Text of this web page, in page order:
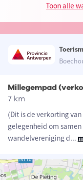
Toon alle
Millegempad
7 km
(Dit is de verkorting
gelegenheid om
wandelvereniging d...